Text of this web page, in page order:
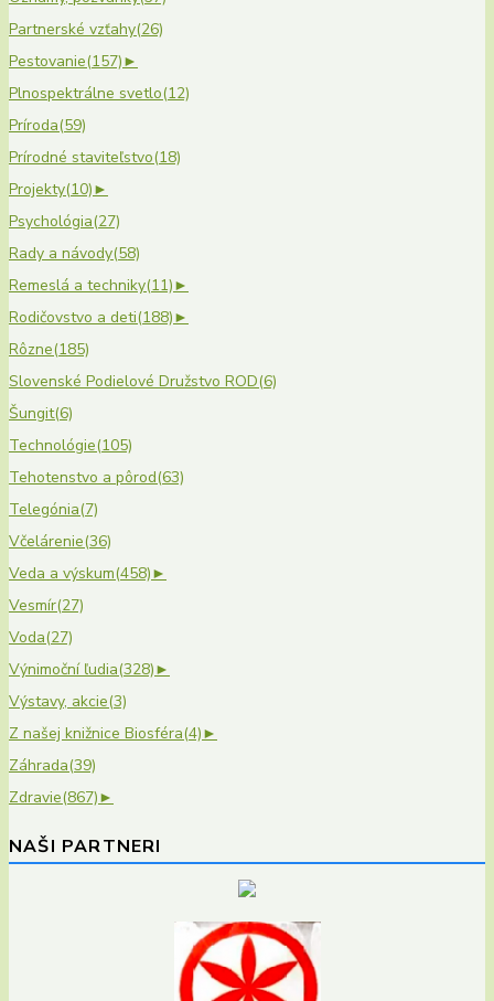
Partnerské vzťahy(26)
Pestovanie(157)►
Plnospektrálne svetlo(12)
Príroda(59)
Prírodné staviteľstvo(18)
Projekty(10)►
Psychológia(27)
Rady a návody(58)
Remeslá a techniky(11)►
Rodičovstvo a deti(188)►
Rôzne(185)
Slovenské Podielové Družstvo ROD(6)
Šungit(6)
Technológie(105)
Tehotenstvo a pôrod(63)
Telegónia(7)
Včelárenie(36)
Veda a výskum(458)►
Vesmír(27)
Voda(27)
Výnimoční ľudia(328)►
Výstavy, akcie(3)
Z našej knižnice Biosféra(4)►
Záhrada(39)
Zdravie(867)►
NAŠI PARTNERI